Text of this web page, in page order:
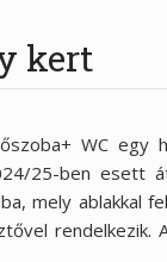
kert
WC egy
25-ben esett
mely ablakkal
rendelkezik.